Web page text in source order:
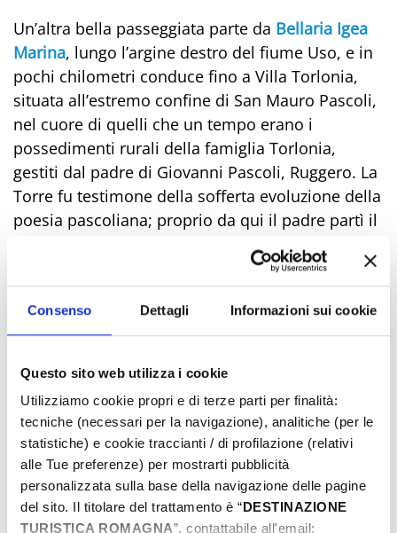
Consenso Dettagli Informazioni sui cookie
Questo sito web utilizza i cookie
Utilizziamo cookie propri e di terze parti per finalità:
tecniche (necessari per la navigazione), analitiche (per le
statistiche) e cookie traccianti / di profilazione (relativi
alle Tue preferenze) per mostrarti pubblicità
personalizzata sulla base della navigazione delle pagine
del sito. Il titolare del trattamento è “DESTINAZIONE
TURISTICA ROMAGNA”, contattabile all'email:
Un’altra bella passeggiata parte da Bellaria Igea
Marina, lungo l’argine destro del fiume Uso, e in
pochi chilometri conduce fino a Villa Torlonia,
situata all’estremo confine di San Mauro Pascoli,
nel cuore di quelli che un tempo erano i
possedimenti rurali della famiglia Torlonia,
gestiti dal padre di Giovanni Pascoli, Ruggero. La
Torre fu testimone della sofferta evoluzione della
poesia pascoliana; proprio da qui il padre partì il
10 agosto 1867, a bordo di un calesse trainato
dalla famosa cavalla storna, per non farvi più
ritorno, assassinato da sconosciuti al rientro dal
mercato di Cesena.
La camminata da Riccione a Portoverde
passeggiata che si snoda lungo circa 12
chilometri di battigia, un percorso facile e
piacevole, ideale per chi desidera godersi il mare
e la bellezza della nostra costa. Inizia proprio a
Piazzale Marinai dove il suono delle onde che si
infrangono sulla riva è subito accompagnato dal